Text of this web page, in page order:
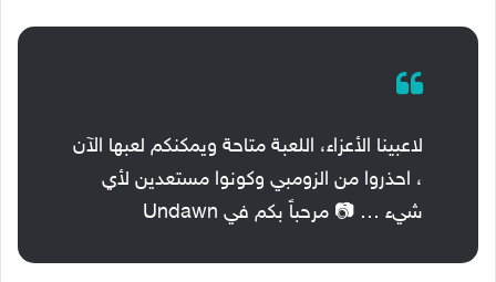
لاعبينا الأعزاء، اللعبة متاحة ويمكنكم لعبها الآن
، احذروا من الزومبي وكونوا مستعدين لأي
شيء … 📷 مرحباً بكم في Undawn